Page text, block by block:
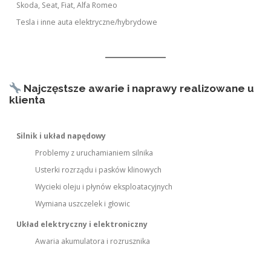
Skoda, Seat, Fiat, Alfa Romeo
Tesla i inne auta elektryczne/hybrydowe
Najczęstsze awarie i naprawy realizowane u
klienta
Silnik i układ napędowy
Problemy z uruchamianiem silnika
Usterki rozrządu i pasków klinowych
Wycieki oleju i płynów eksploatacyjnych
Wymiana uszczelek i głowic
Układ elektryczny i elektroniczny
Awaria akumulatora i rozrusznika